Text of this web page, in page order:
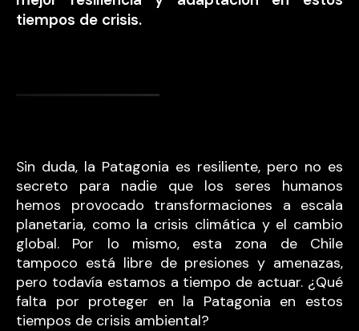
tiempos de crisis.
Sin duda, la Patagonia es resiliente, pero no es
secreto para nadie que los seres humanos
hemos provocado transformaciones a escala
planetaria, como la crisis climática y el cambio
global. Por lo mismo, esta zona de Chile
tampoco está libre de presiones y amenazas,
pero todavía estamos a tiempo de actuar. ¿Qué
falta por proteger en la Patagonia en estos
tiempos de crisis ambiental?